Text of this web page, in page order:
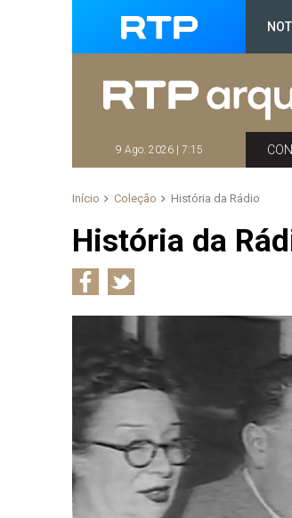
9 Ago. 2026 | 7:15
Início Coleção História da Rádio
História da